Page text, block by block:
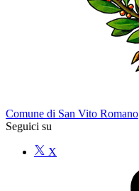
Comune di San Vito Romano
Seguici su
X